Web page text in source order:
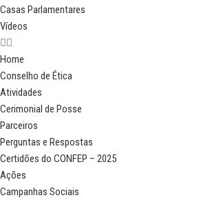
Casas Parlamentares
Vídeos
Home
Conselho de Ética
Atividades
Cerimonial de Posse
Parceiros
Perguntas e Respostas
Certidões do CONFEP – 2025
Ações
Campanhas Sociais